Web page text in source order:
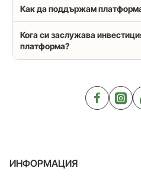
Как да поддържам
Кога си заслужава
платформа?
ИНФОРМАЦИЯ